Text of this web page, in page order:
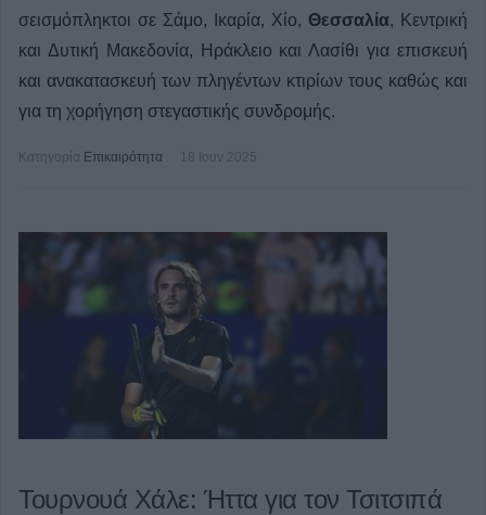
σεισμόπληκτοι σε Σάμο, Ικαρία, Χίο, Θεσσαλία, Κεντρική
και Δυτική Μακεδονία, Ηράκλειο και Λασίθι για επισκευή
και ανακατασκευή των πληγέντων κτιρίων τους καθώς και
για τη χορήγηση στεγαστικής συνδρομής.
Κατηγορία Επικαιρότητα 18 Ιουν 2025
Τουρνουά Χάλε: Ήττα για τον Τσιτσιπά